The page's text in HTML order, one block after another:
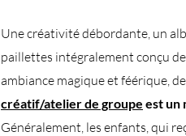
Une créativité débordante, un
paillettes intégralement conçu
ambiance magique et féérique,
créatif/atelier de groupe est un
Généralement, les enfants, qui